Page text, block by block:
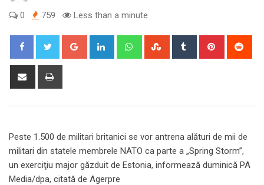
0 759 Less than a minute
Google+ LinkedIn WhatsappStumbleUpon
Tumblr Pinterest
Share
Peste 1.500 de militari britanici se vor antrena alături de mii de
militari din statele membrele NATO ca parte a „Spring Storm”,
un exerciţiu major găzduit de Estonia, informează duminică PA
Media/dpa, citată de Agerpre